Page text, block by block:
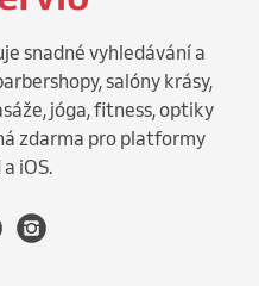
snadné vyhledávání a
salóny krásy,
jóga, fitness, optiky
zdarma pro platformy
iOS.